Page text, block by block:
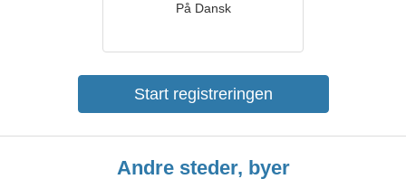
På Dansk
Start registreringen
Andre steder, byer